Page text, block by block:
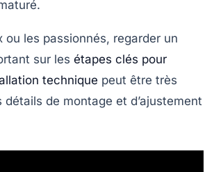
ou les passionnés, regarder un
sur les étapes clés pour
technique peut être très
de montage et d’ajustement